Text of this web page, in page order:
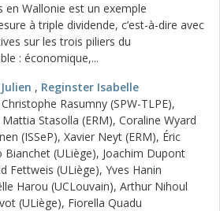
en Wallonie est un exemple
à triple dividende, c’est-à-dire avec
sur les trois piliers du
: économique,...
, Reginster Isabelle
Rasumny (SPW-TLPE),
Stasolla (ERM), Coraline Wyard
(ISSeP), Xavier Neyt (ERM), Éric
Bianchet (ULiège), Joachim Dupont
Fettweis (ULiège), Yves Hanin
Harou (UCLouvain), Arthur Nihoul
(ULiège), Fiorella Quadu